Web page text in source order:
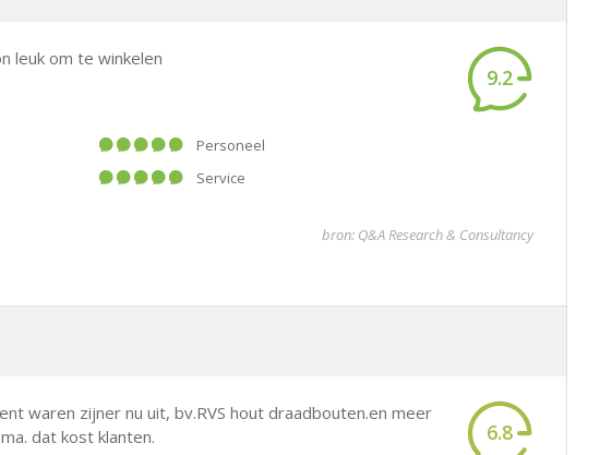
leuk om te winkelen
9.2
Personeel
Service
bron: Q&A Research & Consultancy
waren zijner nu uit, bv.RVS hout draadbouten.en meer
dat kost klanten.
6.8